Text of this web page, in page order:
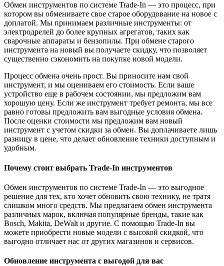
Обмен инструментов по системе Trade-In — это процесс, при
котором вы обмениваете свое старое оборудование на новое с
доплатой. Мы принимаем различные инструменты: от
электродрелей до более крупных агрегатов, таких как
сварочные аппараты и бензопилы. При обмене старого
инструмента на новый вы получаете скидку, что позволяет
существенно сэкономить на покупке новой модели.
Процесс обмена очень прост. Вы приносите нам свой
инструмент, и мы оцениваем его стоимость. Если ваше
устройство еще в рабочем состоянии, мы предложим вам
хорошую цену. Если же инструмент требует ремонта, мы все
равно готовы предложить вам выгодные условия обмена.
После оценки стоимости мы предложим вам новый
инструмент с учетом скидки за обмен. Вы доплачиваете лишь
разницу в цене, что делает обновление техники доступным и
удобным.
Почему стоит выбрать Trade-In инструментов
Обмен инструментов по системе Trade-In — это выгодное
решение для тех, кто хочет обновить свою технику, не тратя
слишком много средств. Мы предлагаем обмен инструмента
различных марок, включая популярные бренды, такие как
Bosch, Makita, DeWalt и другие. С помощью Trade-In вы
можете приобрести новые модели с высокой скидкой, что
выгодно отличает нас от других магазинов и сервисов.
Обновление инструмента с выгодой для вас